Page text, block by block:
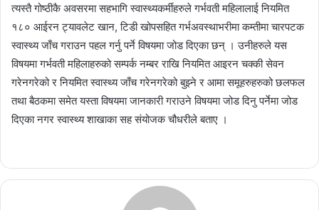
त्यस्तै गोष्ठीकै अवसरमा सहभागि स्वास्थ्यकर्मीहरुले गर्भवती महिलालाई नियमित
१८० आईरन ट्यावलेट खान, टिडी खोपसहित गर्भअवस्थाभरीमा कम्तीमा चारपटक
स्वास्थ्य जाँच गराउन पहल गर्नु पर्ने विषयमा जोड दिएका छन् । उनीहरुले यस
विषयमा गर्भवती महिलाहरुको सम्पर्क नम्बर राखि नियमित आइरन चक्की सेवन
गरेनगरेको र नियमित स्वास्थ्य जाँच गरेनगरेको बुझ्ने र आमा समूहरुहरुको छलफल
तथा बैठकमा समेत यस्ता विषयमा जानकारी गराउने विषयमा जोड दिनु पर्नेमा जोड
दिएका नगर स्वास्थ्य शाखाका सह संयोजक चौधरीले बताए ।